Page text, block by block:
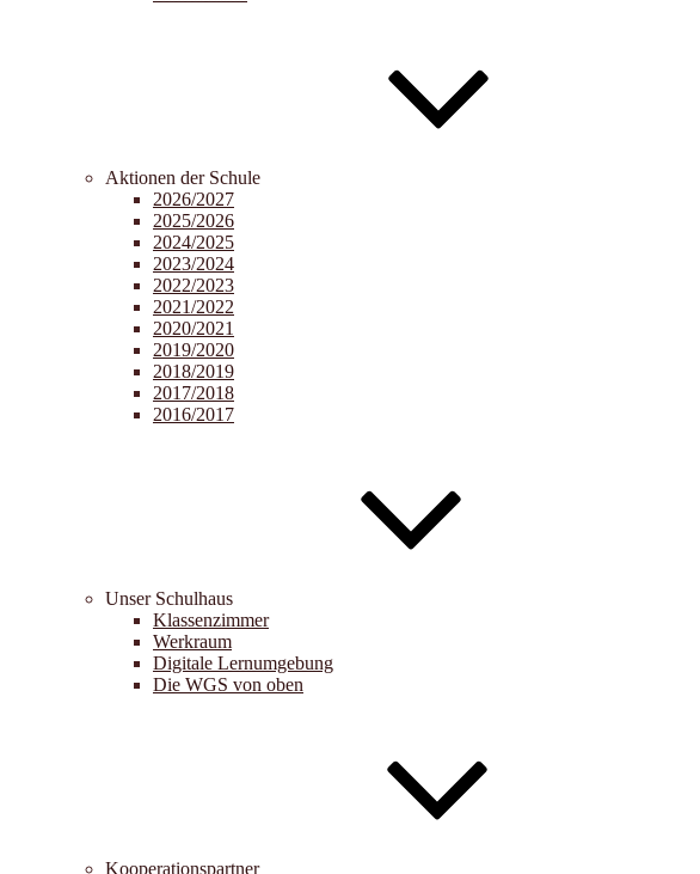
Aktionen der Schule
2026/2027
2025/2026
2024/2025
2023/2024
2022/2023
2021/2022
2020/2021
2019/2020
2018/2019
2017/2018
2016/2017
Unser Schulhaus
Klassenzimmer
Werkraum
Digitale Lernumgebung
Die WGS von oben
Kooperationspartner